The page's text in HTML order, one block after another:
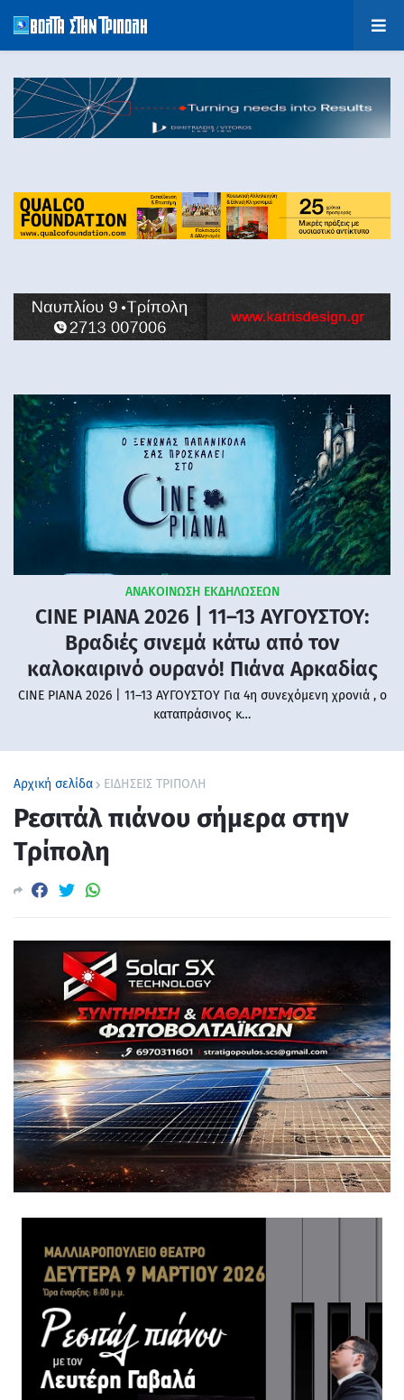
ΑΝΑΚΟΙΝΩΣΗ ΕΚΔΗΛΩΣΕΩΝ
CINE PIANA 2026 | 11–13 ΑΥΓΟΥΣΤΟΥ:
Βραδιές σινεμά κάτω από τον
καλοκαιρινό ουρανό! Πιάνα Αρκαδίας
CINE PIANA 2026 | 11–13 ΑΥΓΟΥΣΤΟΥ Για 4η συνεχόμενη χρονιά , ο
καταπράσινος κ…
Αρχική σελίδα ΕΙΔΗΣΕΙΣ ΤΡΙΠΟΛΗ
Ρεσιτάλ πιάνου σήμερα στην
Τρίπολη